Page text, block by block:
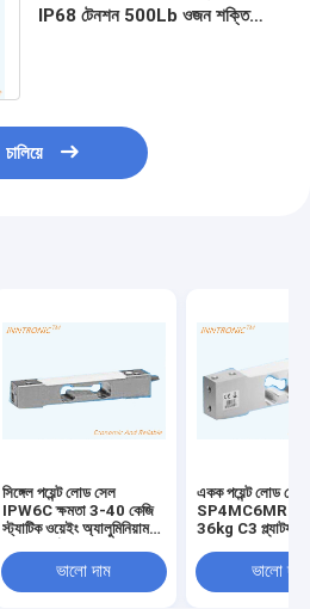
IP68 টেনশন 500Lb ওজন শক্তি
চালিয়ে
সিঙ্গেল পয়েন্ট লোড সেল
IPW6C ক্ষমতা 3-40 কেজি
স্ট্যাটিক ওয়েইং অ্যালুমিনিয়াম
C6 কাউন্টিং স্কেলের জন্য
IP67
ভালো দাম
একক পয়েন্ট লোড
SP4MC6MR
36kg C3 প্ল্যাটফর্ম
শক্তি সেন্সর IP67
ভালো দাম